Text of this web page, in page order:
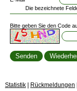
Die bezeichnete
Bitte geben Sie den Code
Statistik Rückmeldungen